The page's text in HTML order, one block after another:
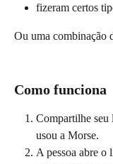
fizeram certos
Ou uma combinação
Como funciona
Compartilhe seu
usou a Morse.
A pessoa abre o